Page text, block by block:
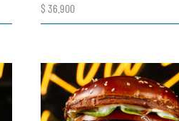
$ 36.900